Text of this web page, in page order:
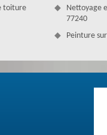
chéneau », malgré que
sur le haut des murs
toiture
Nettoyage
77240
Peinture